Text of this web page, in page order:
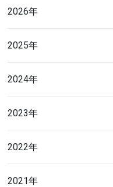
2026年
2025年
2024年
2023年
2022年
2021年